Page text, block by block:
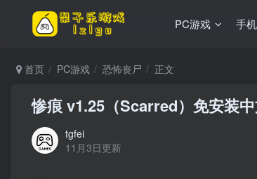
PC游戏 手
首页 PC游戏 恐怖丧尸 正文
惨痕 v1.25（Scarred）免安装
tgfei
11月3日更新